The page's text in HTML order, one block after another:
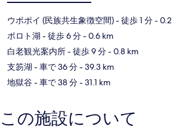
ウポポイ (民族共生象徴空間)- 徒歩 1 分-
ポロト湖 - 徒歩 6 分- 0.6 km
白老観光案内所- 徒歩 9 分- 0.8 km
支笏湖 - 車で 36 分- 39.3 km
地獄谷- 車で 38 分- 31.1 km
この施設について